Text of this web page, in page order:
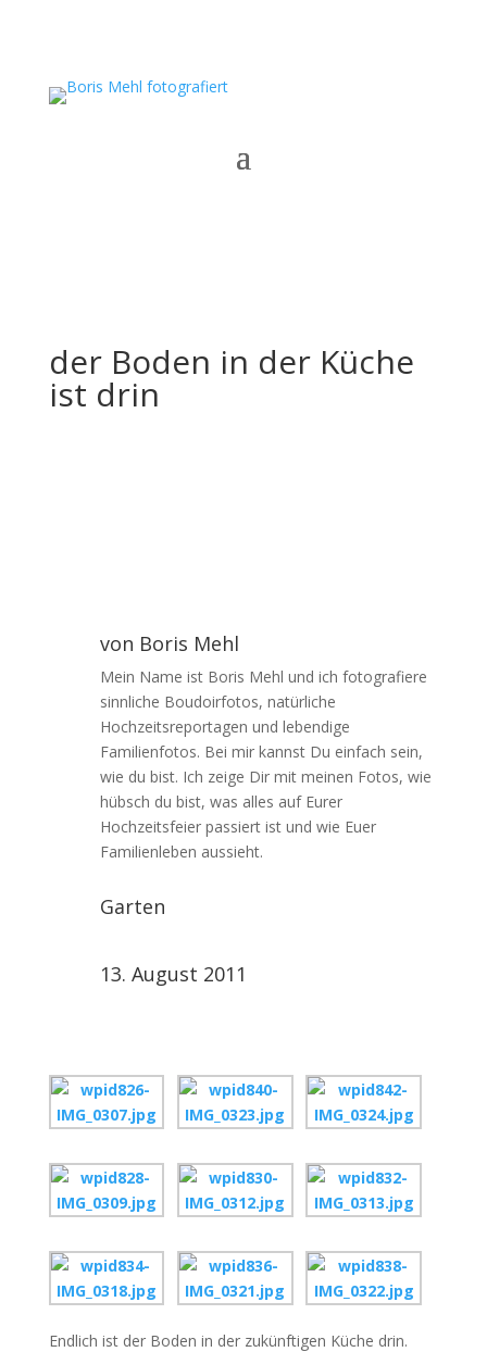
der Boden in der Küche
ist drin
von Boris Mehl
Mein Name ist Boris Mehl und ich fotografiere
sinnliche Boudoirfotos, natürliche
Hochzeitsreportagen und lebendige
Familienfotos. Bei mir kannst Du einfach sein,
wie du bist. Ich zeige Dir mit meinen Fotos, wie
hübsch du bist, was alles auf Eurer
Hochzeitsfeier passiert ist und wie Euer
Familienleben aussieht.
Garten
13. August 2011
Endlich ist der Boden in der zukünftigen Küche drin.